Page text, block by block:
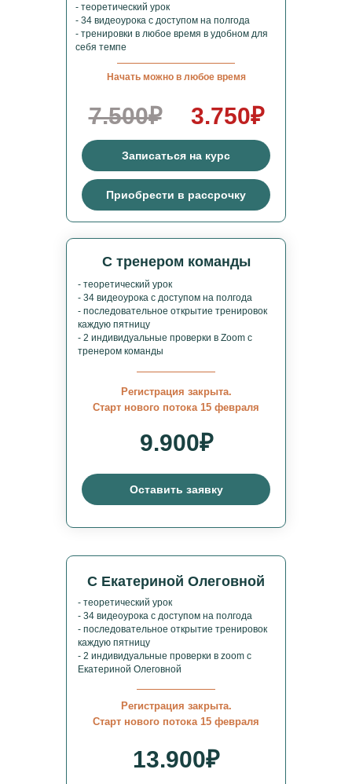
Записаться на курс
- теоретический урок
- 34 видеоурока с доступом на полгода
- тренировки в любое время в удобном для
себя темпе
С тренером команды
- теоретический урок
- 34 видеоурока с доступом на полгода
- последовательное открытие тренировок
каждую пятницу
- 2 индивидуальные проверки в Zoom с
тренером команды
С Екатериной Олеговной
- теоретический урок
- 34 видеоурока с доступом на полгода
- последовательное открытие тренировок
каждую пятницу
- 2 индивидуальные проверки в zoom с
Екатериной Олеговной
Начать можно в любое время
Регистрация закрыта.
Старт нового потока 15 февраля
Регистрация закрыта.
Старт нового потока 15 февраля
Приобрести в рассрочку
Оставить заявку
3.750₽
9.900₽
13.900₽
7.500₽